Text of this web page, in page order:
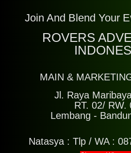
Join And Blend Your
ROVERS
MAIN &
Jl. Raya
RT. 02/ RW.
Lembang -
Natasya : Tlp / WA :